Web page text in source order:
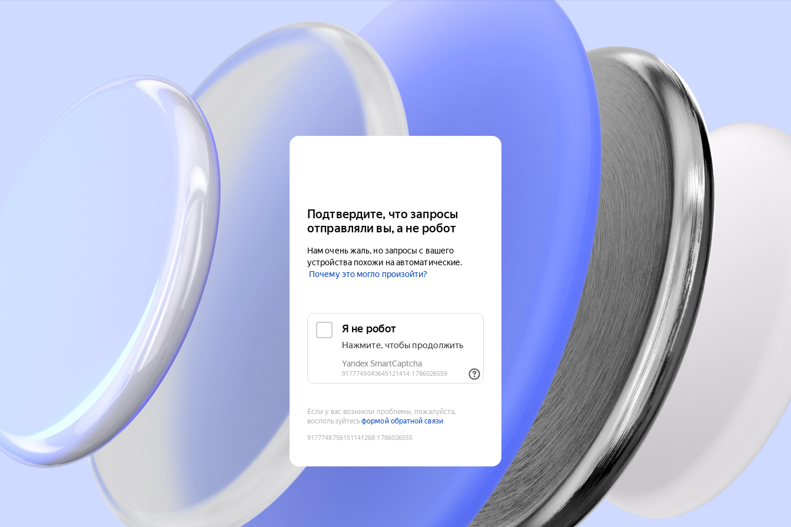
Подтвердите, что запросы
отправляли вы, а не робот
Нам очень жаль, но запросы с вашего
устройства похожи на автоматические.
Почему это могло произойти?
Если у вас возникли проблемы, пожалуйста,
воспользуйтесьформой обратной связи
9177748756151141268:1786026555